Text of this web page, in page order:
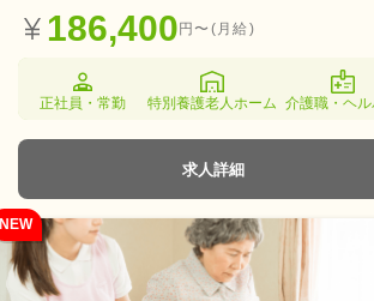
186,400円〜(月給)
正社員・常勤 特別養護老人ホーム 介護職・ヘル
求人詳細
NEW